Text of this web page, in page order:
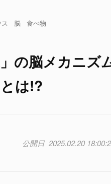
脳 食べ物
の脳メカニ
は!?
2025.02.20